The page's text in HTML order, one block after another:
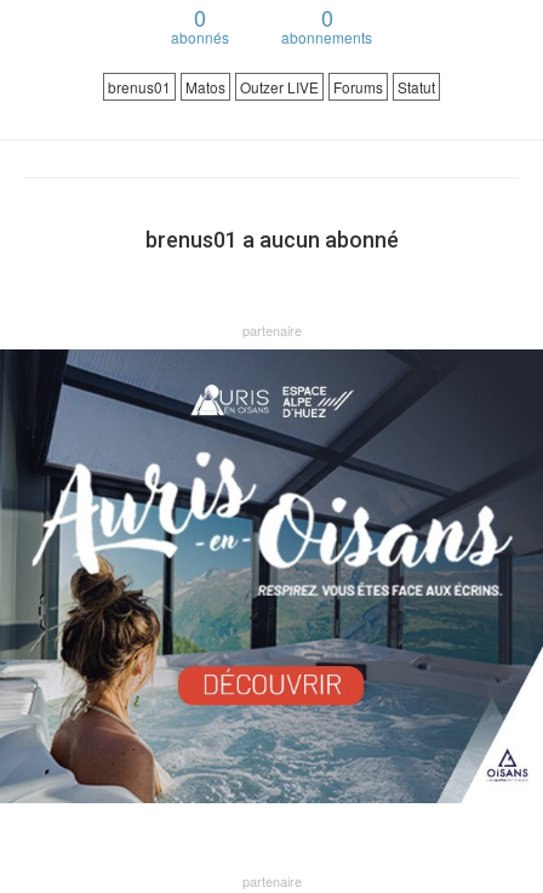
0
abonnés
0
abonnements
brenus01 Matos Outzer LIVE Forums Statut
brenus01 a aucun abonné